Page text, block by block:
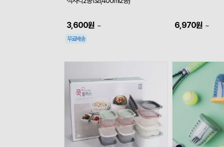
3,600원 ~
무료배송
6,970원 ~